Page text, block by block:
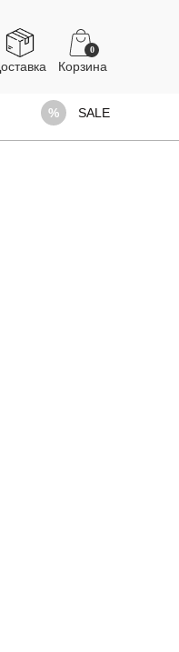
0
SALE